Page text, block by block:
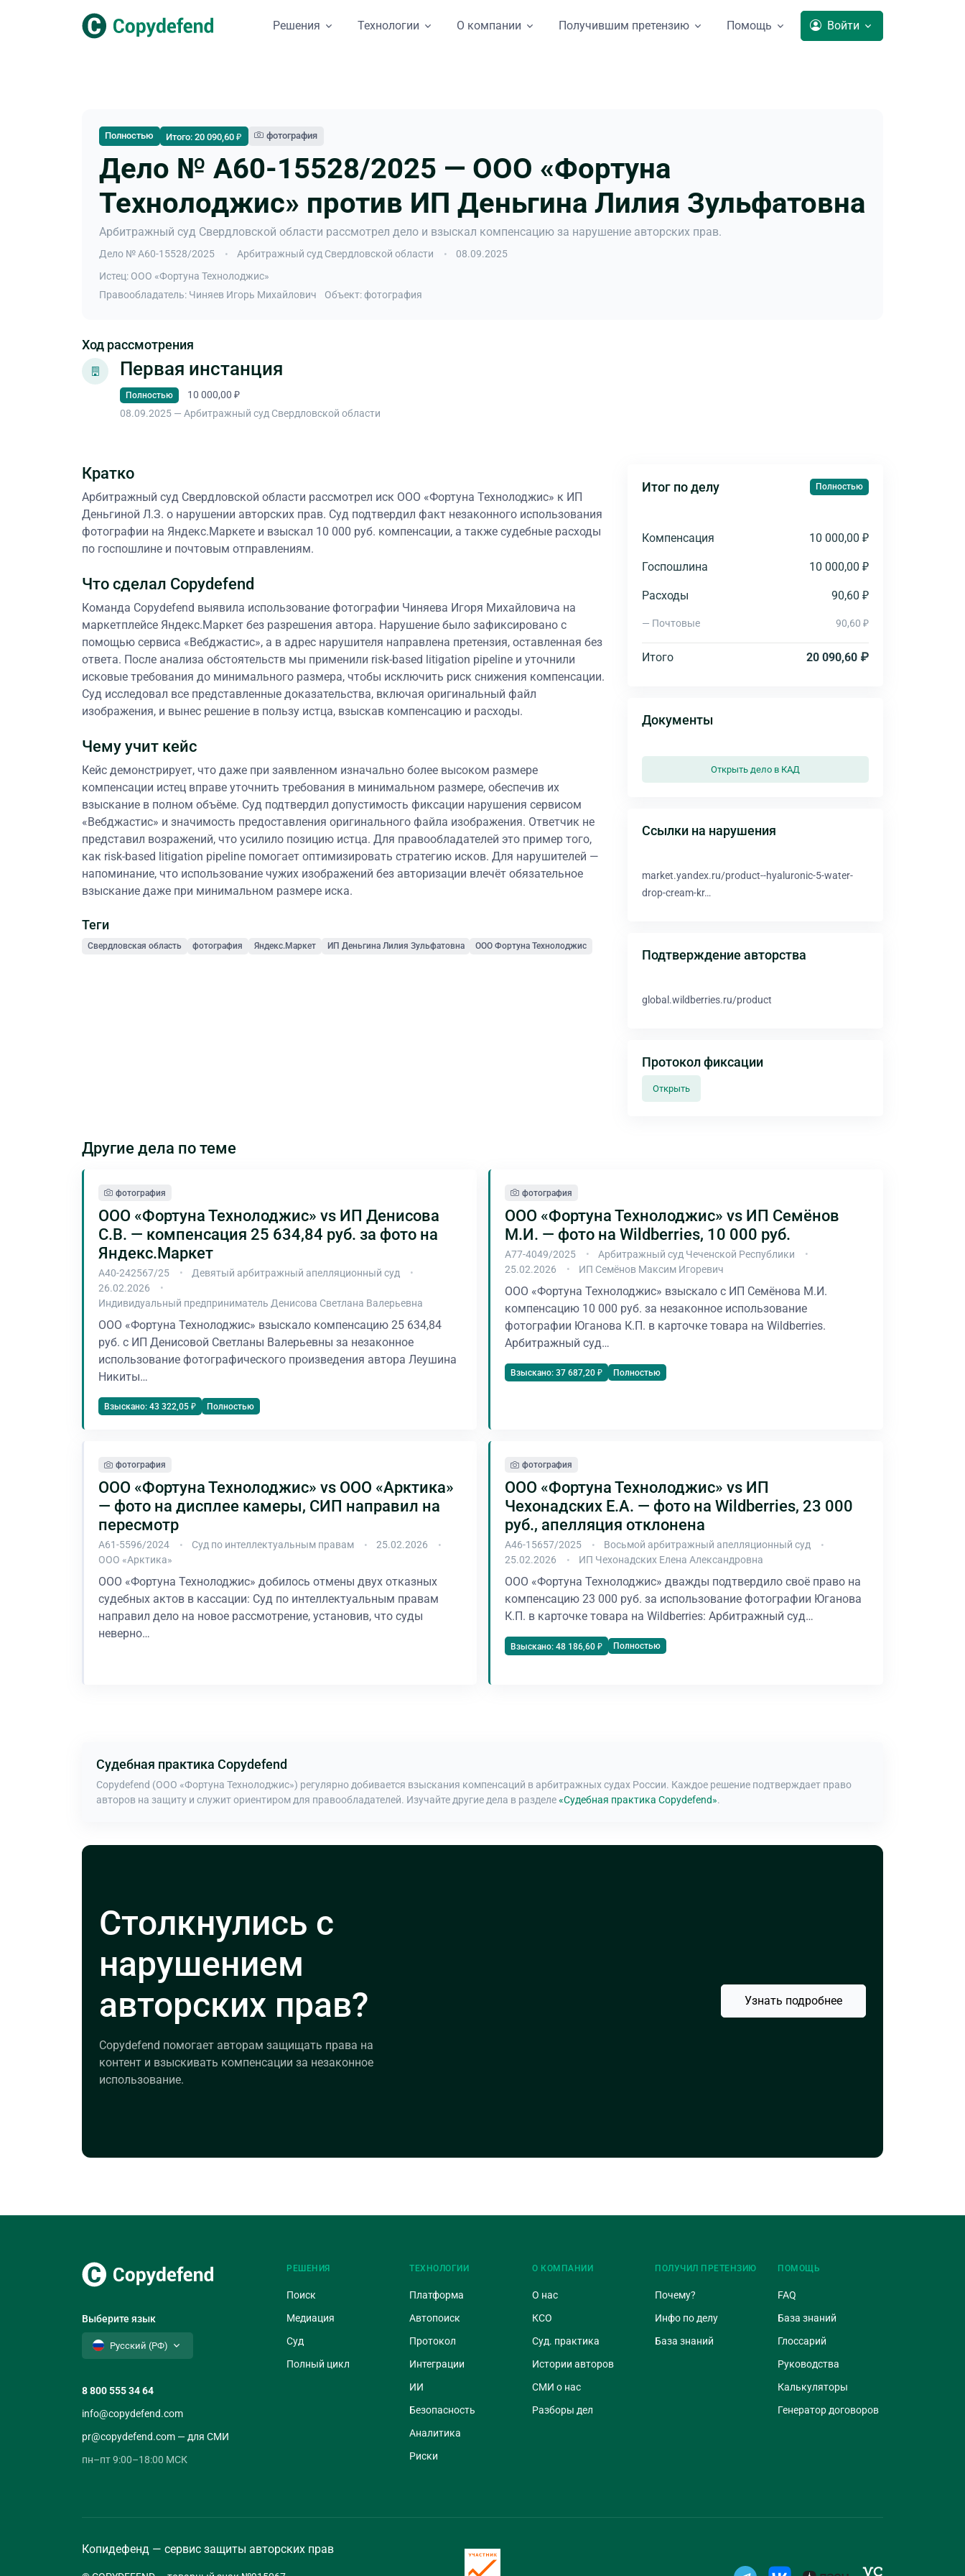
Решения Технологии О компании Получившим претензию Помощь Войти
Полностью Итого: 20 090,60 ₽ фотография
Дело № А60-15528/2025 — ООО «Фортуна
Технолоджис» против ИП Деньгина Лилия Зульфатовна
Арбитражный суд Свердловской области рассмотрел дело и взыскал компенсацию за нарушение авторских прав.
Дело № А60-15528/2025 Арбитражный суд Свердловской области
08.09.2025
Истец: ООО «Фортуна Технолоджис»
Правообладатель: Чиняев Игорь Михайлович
Объект: фотография
Ход рассмотрения
Первая инстанция
Полностью
10 000,00 ₽
08.09.2025 — Арбитражный суд Свердловской области
Кратко
Арбитражный суд Свердловской области рассмотрел иск ООО «Фортуна Технолоджис» к ИП
Деньгиной Л.З. о нарушении авторских прав. Суд подтвердил факт незаконного использования
фотографии на Яндекс.Маркете и взыскал 10 000 руб. компенсации, а также судебные расходы
по госпошлине и почтовым отправлениям.
Что сделал Copydefend
Команда Copydefend выявила использование фотографии Чиняева Игоря Михайловича на
маркетплейсе Яндекс.Маркет без разрешения автора. Нарушение было зафиксировано с
помощью сервиса «Вебджастис», а в адрес нарушителя направлена претензия, оставленная без
ответа. После анализа обстоятельств мы применили risk-based litigation pipeline и уточнили
исковые требования до минимального размера, чтобы исключить риск снижения компенсации.
Суд исследовал все представленные доказательства, включая оригинальный файл
изображения, и вынес решение в пользу истца, взыскав компенсацию и расходы.
Чему учит кейс
Кейс демонстрирует, что даже при заявленном изначально более высоком размере
компенсации истец вправе уточнить требования в минимальном размере, обеспечив их
взыскание в полном объёме. Суд подтвердил допустимость фиксации нарушения сервисом
«Вебджастис» и значимость предоставления оригинального файла изображения. Ответчик не
представил возражений, что усилило позицию истца. Для правообладателей это пример того,
как risk-based litigation pipeline помогает оптимизировать стратегию исков. Для нарушителей —
напоминание, что использование чужих изображений без авторизации влечёт обязательное
взыскание даже при минимальном размере иска.
Теги
Свердловская область фотография Яндекс.Маркет ИП Деньгина Лилия Зульфатовна ООО Фортуна Технолоджис
Итог по делу Полностью
Компенсация 10 000,00 ₽
Госпошлина 10 000,00 ₽
Расходы 90,60 ₽
— Почтовые 90,60 ₽
Итого 20 090,60 ₽
Документы
Открыть дело в КАД
Ссылки на нарушения
market.yandex.ru/product--hyaluronic-5-water-
drop-cream-kr…
Подтверждение авторства
global.wildberries.ru/product
Протокол фиксации
Открыть
Другие дела по теме
фотография
ООО «Фортуна Технолоджис» vs ИП Денисова
С.В. — компенсация 25 634,84 руб. за фото на
Яндекс.Маркет
А40-242567/25
Девятый арбитражный апелляционный суд
26.02.2026
Индивидуальный предприниматель Денисова Светлана Валерьевна
ООО «Фортуна Технолоджис» взыскало компенсацию 25 634,84
руб. с ИП Денисовой Светланы Валерьевны за незаконное
использование фотографического произведения автора Леушина
Никиты…
Взыскано: 43 322,05 ₽ Полностью
фотография
ООО «Фортуна Технолоджис» vs ИП Семёнов
М.И. — фото на Wildberries, 10 000 руб.
А77-4049/2025
Арбитражный суд Чеченской Республики
25.02.2026
ИП Семёнов Максим Игоревич
ООО «Фортуна Технолоджис» взыскало с ИП Семёнова М.И.
компенсацию 10 000 руб. за незаконное использование
фотографии Юганова К.П. в карточке товара на Wildberries.
Арбитражный суд…
Взыскано: 37 687,20 ₽ Полностью
фотография
ООО «Фортуна Технолоджис» vs ООО «Арктика»
— фото на дисплее камеры, СИП направил на
пересмотр
А61-5596/2024 Суд по интеллектуальным правам
25.02.2026
ООО «Арктика»
ООО «Фортуна Технолоджис» добилось отмены двух отказных
судебных актов в кассации: Суд по интеллектуальным правам
направил дело на новое рассмотрение, установив, что суды
неверно…
фотография
ООО «Фортуна Технолоджис» vs ИП
Чехонадских Е.А. — фото на Wildberries, 23 000
руб., апелляция отклонена
А46-15657/2025
Восьмой арбитражный апелляционный суд
25.02.2026
ИП Чехонадских Елена Александровна
ООО «Фортуна Технолоджис» дважды подтвердило своё право на
компенсацию 23 000 руб. за использование фотографии Юганова
К.П. в карточке товара на Wildberries: Арбитражный суд…
Взыскано: 48 186,60 ₽ Полностью
Судебная практика Copydefend
Copydefend (ООО «Фортуна Технолоджис») регулярно добивается взыскания компенсаций в арбитражных судах России. Каждое решение подтверждает право
авторов на защиту и служит ориентиром для правообладателей. Изучайте другие дела в разделе«Судебная практика Copydefend».
Столкнулись с
нарушением
авторских прав?
Copydefend помогает авторам защищать права на
контент и взыскивать компенсации за незаконное
использование.
Узнать подробнее
Выберите язык
Русский (РФ)
8 800 555 34 64
info@copydefend.com
pr@copydefend.com — для СМИ
пн–пт 9:00–18:00 МСК
РЕШЕНИЯ
Поиск
Медиация
Суд
Полный цикл
ТЕХНОЛОГИИ
Платформа
Автопоиск
Протокол
Интеграции
ИИ
Безопасность
Аналитика
Риски
О КОМПАНИИ
О нас
КСО
Суд. практика
Истории авторов
СМИ о нас
Разборы дел
ПОЛУЧИЛ ПРЕТЕНЗИЮ
Почему?
Инфо по делу
База знаний
ПОМОЩЬ
FAQ
База знаний
Глоссарий
Руководства
Калькуляторы
Генератор договоров
Копидефенд — сервис защиты авторских прав